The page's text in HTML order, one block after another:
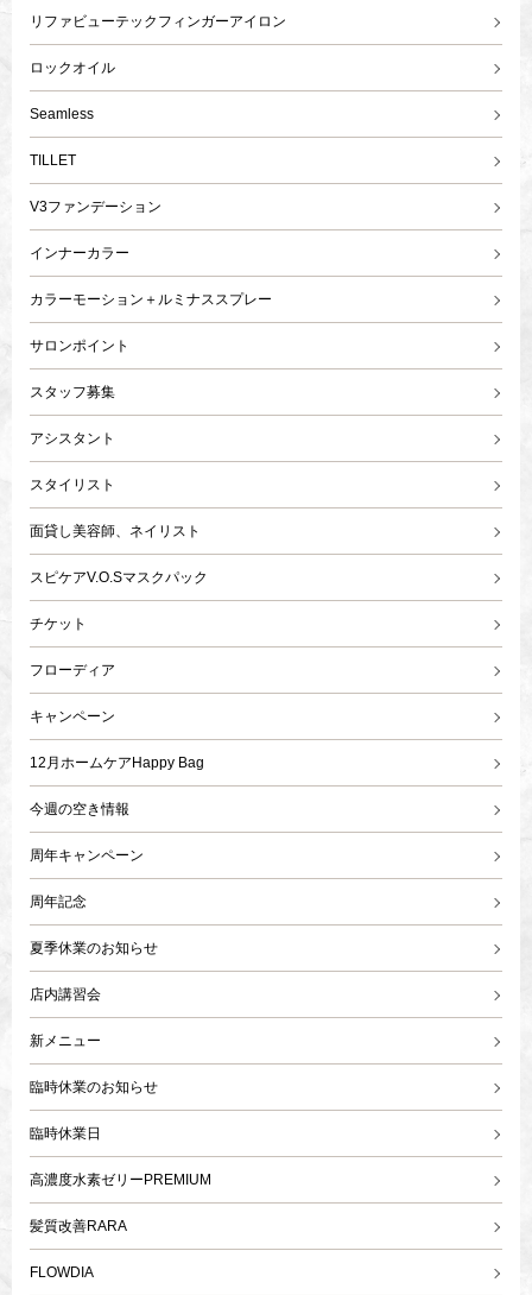
リファビューテックフィンガーアイロン
ロックオイル
Seamless
TILLET
V3ファンデーション
インナーカラー
カラーモーション＋ルミナススプレー
サロンポイント
スタッフ募集
アシスタント
スタイリスト
面貸し美容師、ネイリスト
スピケアV.O.Sマスクパック
チケット
フローディア
キャンペーン
12月ホームケアHappy Bag
今週の空き情報
周年キャンペーン
周年記念
夏季休業のお知らせ
店内講習会
新メニュー
臨時休業のお知らせ
臨時休業日
高濃度水素ゼリーPREMIUM
髪質改善RARA
FLOWDIA